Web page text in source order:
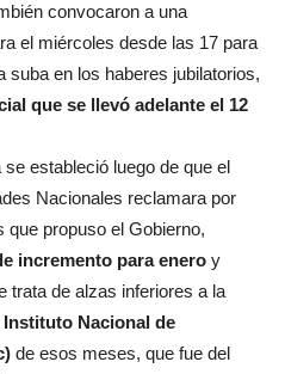
convocaron a una
el miércoles desde las 17 para
suba en los haberes jubilatorios,
que se llevó adelante el 12
estableció luego de que el
Nacionales reclamara por
que propuso el Gobierno,
incremento para enero y
trata de alzas inferiores a la
Instituto Nacional de
de esos meses, que fue del